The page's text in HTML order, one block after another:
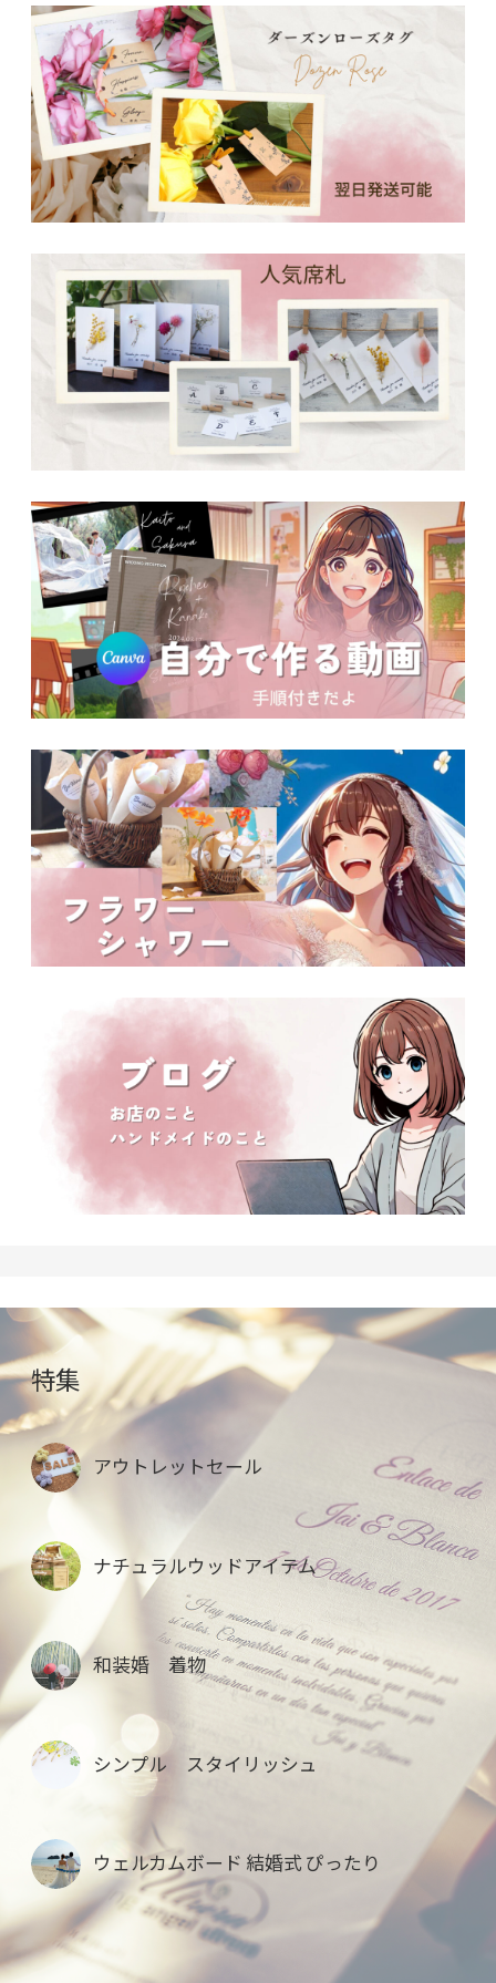
特集
アウトレットセール
ナチュラルウッドアイテム
和装婚 着物
シンプル スタイリッシュ
ウェルカムボード 結婚式 ぴったり